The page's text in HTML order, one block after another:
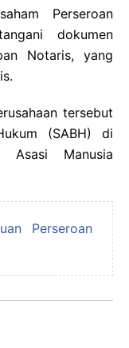
Perseroan
dokumen
Notaris, yang
tersebut
(SABH) di
Asasi Manusia
Perseroan